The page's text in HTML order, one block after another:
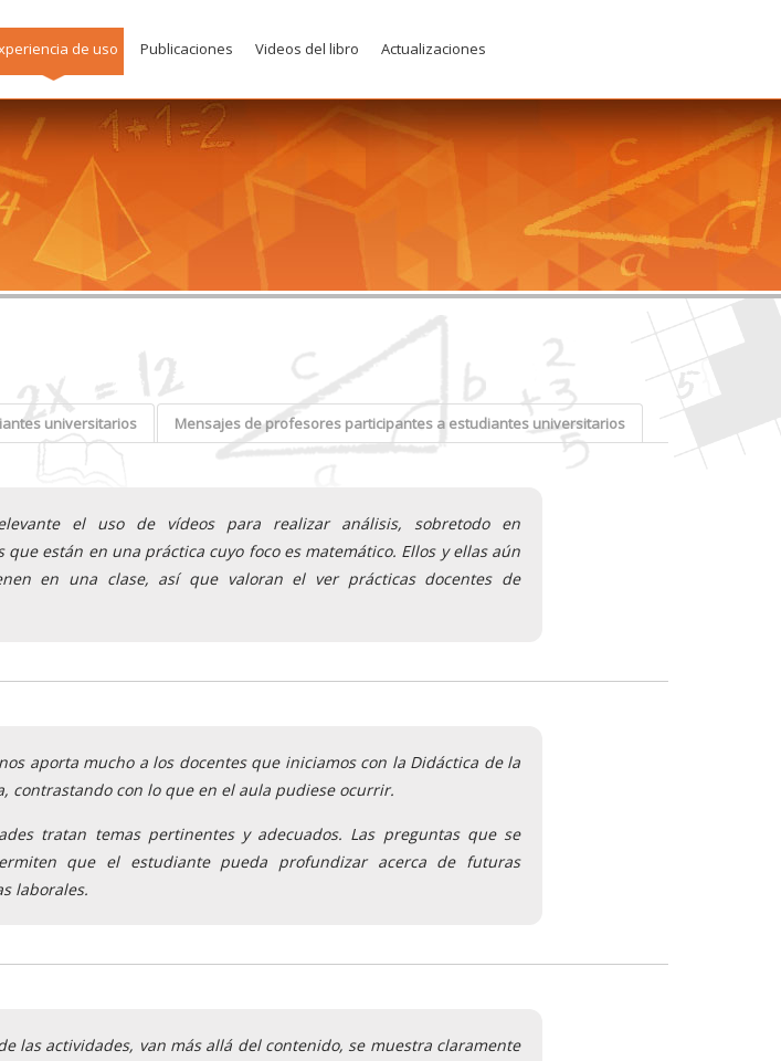
de uso Publicaciones Videos del libro Actualizaciones
universitarios Mensajes de profesores participantes a estudiantes universitarios
el uso de vídeos para realizar análisis, sobretodo en
que están en una práctica cuyo foco es matemático. Ellos y ellas aún
en una clase, así que valoran el ver prácticas docentes de
aporta mucho a los docentes que iniciamos con la Didáctica de la
contrastando con lo que en el aula pudiese ocurrir.
tratan temas pertinentes y adecuados. Las preguntas que se
que el estudiante pueda profundizar acerca de futuras
laborales.
las actividades, van más allá del contenido, se muestra claramente